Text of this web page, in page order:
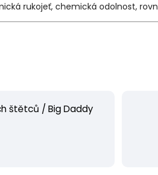
rukojeť, chemická odolnost,
štětců / Big Daddy